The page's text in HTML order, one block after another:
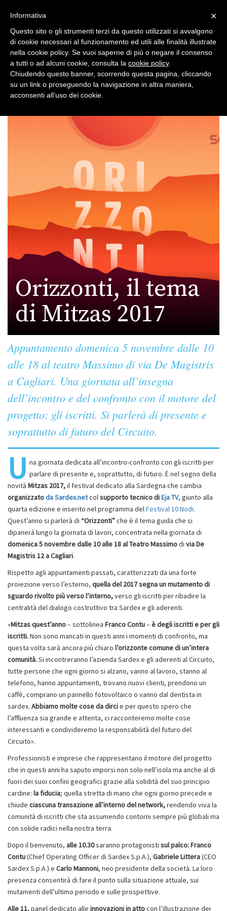
Toggle
Toggle
navigation
Orizzonti, il tema
di Mitzas 2017
Appuntamento domenica 5 novembre dalle 10
alle 18 al teatro Massimo di via De Magistris
a Cagliari. Una giornata all’insegna
dell’incontro e del confronto con il motore del
progetto: gli iscritti. Si parlerà di presente e
soprattutto di futuro del Circuito.
U na giornata dedicata all’incontro-confronto con gli iscritti per
parlare di presente e, soprattutto, di futuro. È nel segno della
novità Mitzas 2017,il festival dedicato alla Sardegna che cambia
organizzatoda Sardex.netcolsupporto tecnico diEja TV, giunto alla
quarta edizione e inserito nel programma delFestival 10 Nodi.
Quest’anno si parlerà di “Orizzonti”che è il tema guida che si
dipanerà lungo la giornata di lavori, concentrata nella giornata di
domenica 5 novembre dalle 10 alle 18 al Teatro Massimodi via De
Magistris 12 a Cagliari.
Rispetto agli appuntamenti passati, caratterizzati da una forte
proiezione verso l’esterno, quella del 2017 segna un mutamento di
sguardo rivolto più verso l’interno,verso gli iscritti per ribadire la
centralità del dialogo costruttivo tra Sardex e gli aderenti.
«Mitzas quest’anno– sottolinea Franco Contu–è degli iscritti e per gli
iscritti.Non sono mancati in questi anni i momenti di confronto, ma
questa volta sarà ancora più chiaro l’orizzonte comune di un’intera
comunità.Si incontreranno l’azienda Sardex e gli aderenti al Circuito,
tutte persone che ogni giorno si alzano, vanno al lavoro, stanno al
telefono, hanno appuntamenti, trovano nuovi clienti, prendono un
caffè, comprano un pannello fotovoltaico o vanno dal dentista in
sardex. Abbiamo molte cose da dircie per questo spero che
l’affluenza sia grande e attenta, ci racconteremo molte cose
interessanti e condivideremo la responsabilità del futuro del
Circuito».
Professionisti e imprese che rappresentano il motore del progetto
che in questi anni ha saputo imporsi non solo nell’isola ma anche al di
fuori dei suoi confini geografici grazie alla solidità del suo principio
cardine: la fiducia; quella stretta di mano che ogni giorno precede e
chiude ciascuna transazione all’interno del network,rendendo viva la
comunità di iscritti che sta assumendo contorni sempre più globali ma
con solide radici nella nostra terra.
Dopo il benvenuto, alle 10.30saranno protagonisti sul palco:Franco
Contu(Chief Operating Officer di Sardex S.p.A.), Gabriele Littera(CEO
Sardex S.p.A.) e Carlo Mannoni, neo presidente della società. La loro
presenza consentirà di fare il punto sulla situazione attuale, sui
mutamenti dell’ultimo periodo e sulle prospettive.
Alle 11,panel dedicato alle innovazioni in attocon l’illustrazione dei
×
Informativa
Questo sito o gli strumenti terzi da questo utilizzati si avvalgono
di cookie necessari al funzionamento ed utili alle finalità illustrate
nella cookie policy. Se vuoi saperne di più o negare il consenso
a tutti o ad alcuni cookie, consulta la cookie policy.
Chiudendo questo banner, scorrendo questa pagina, cliccando
su un link o proseguendo la navigazione in altra maniera,
acconsenti all’uso dei cookie.